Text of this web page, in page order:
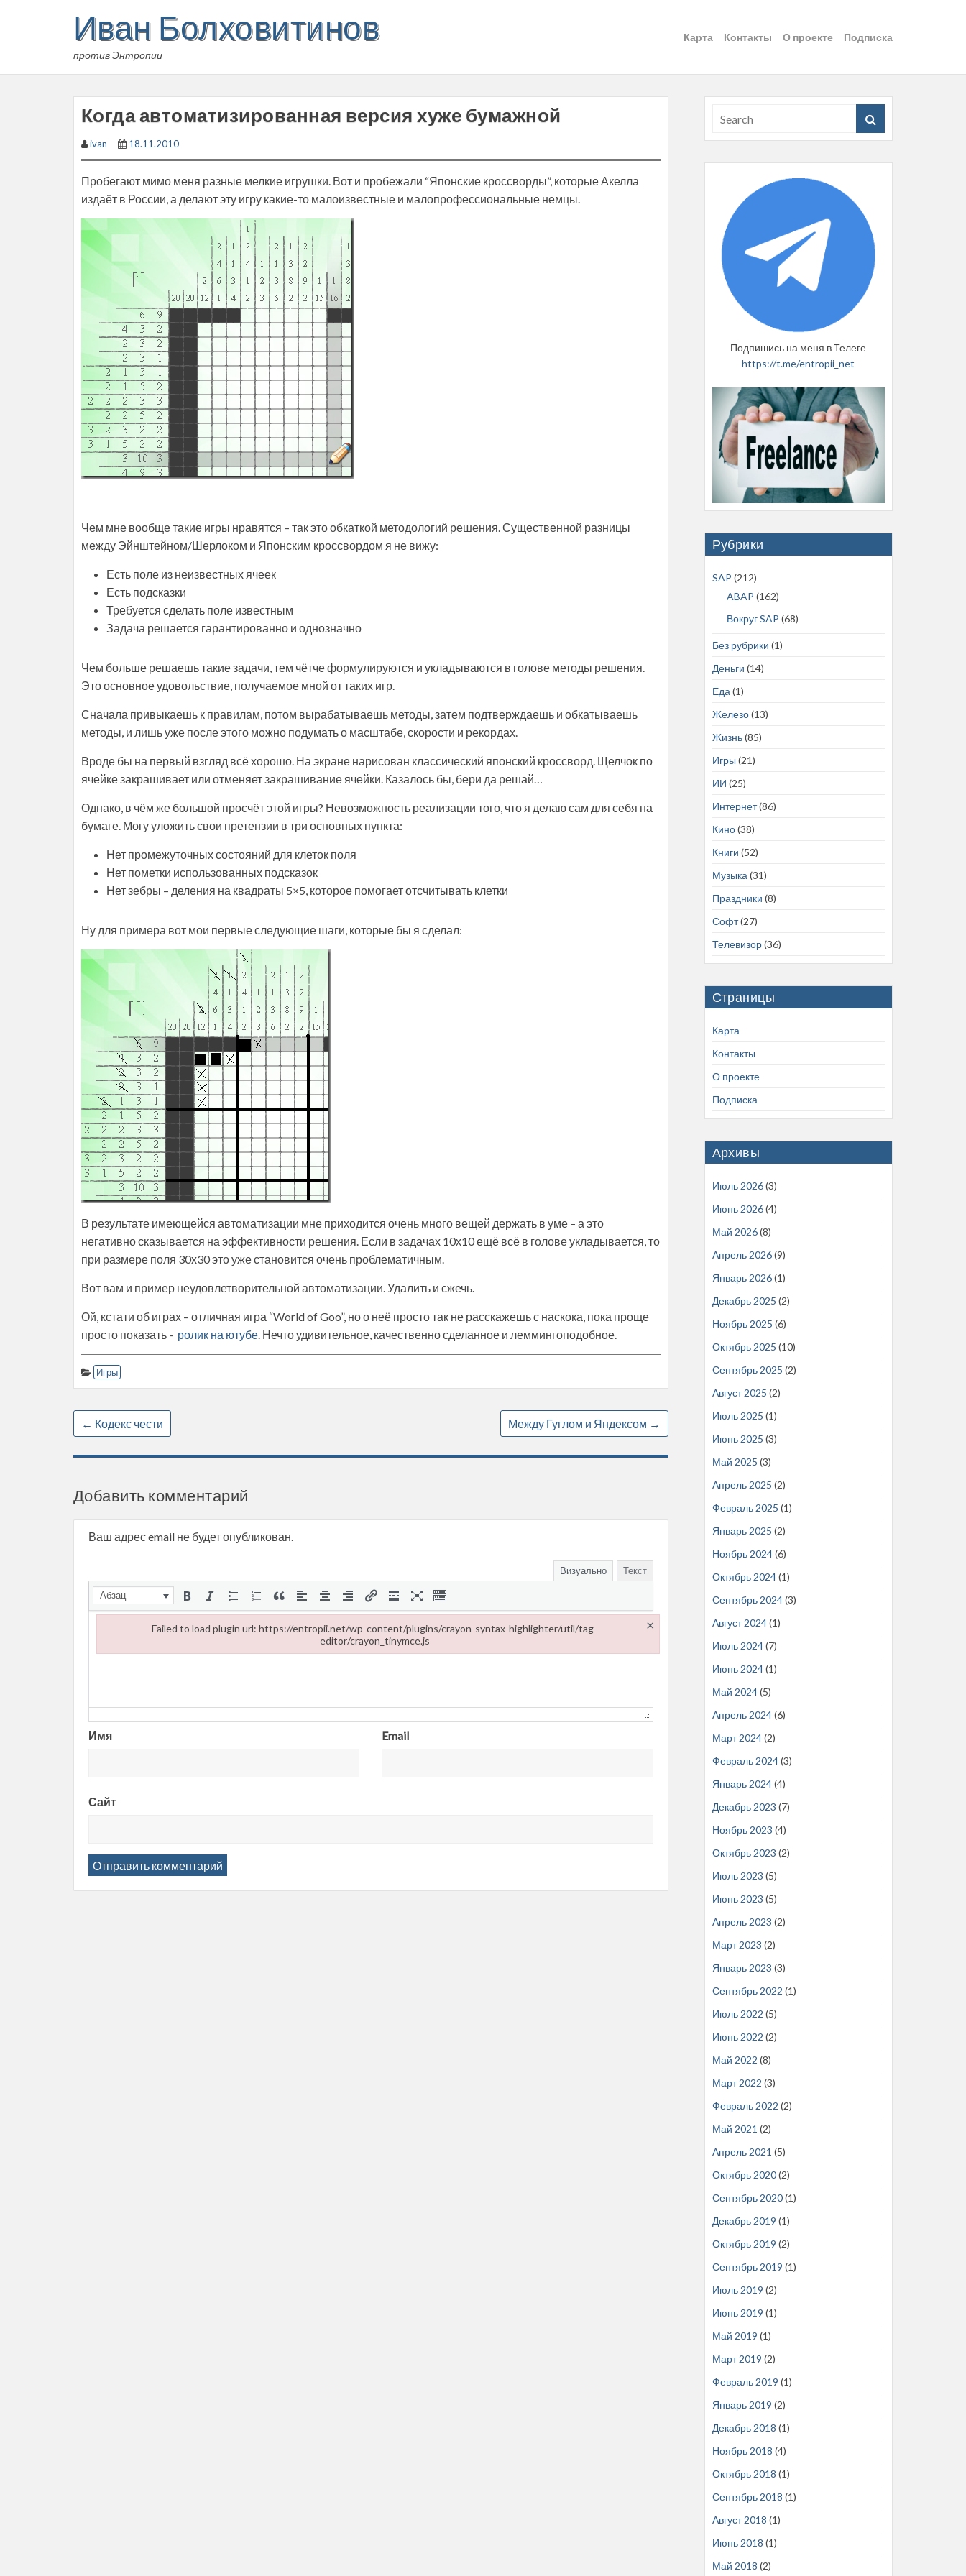
Иван Болховитинов
против Энтропии
Карта Контакты О проекте Подписка
Когда автоматизированная версия хуже бумажной
ivan 18.11.2010
Пробегают мимо меня разные мелкие игрушки. Вот и пробежали “Японские кроссворды”, которые Акелла
издаёт в России, а делают эту игру какие-то малоизвестные и малопрофессиональные немцы.
Чем мне вообще такие игры нравятся – так это обкаткой методологий решения. Существенной разницы
между Эйнштейном/Шерлоком и Японским кроссвордом я не вижу:
Есть поле из неизвестных ячеек
Есть подсказки
Требуется сделать поле известным
Задача решается гарантированно и однозначно
Чем больше решаешь такие задачи, тем чётче формулируются и укладываются в голове методы решения.
Это основное удовольствие, получаемое мной от таких игр.
Сначала привыкаешь к правилам, потом вырабатываешь методы, затем подтверждаешь и обкатываешь
методы, и лишь уже после этого можно подумать о масштабе, скорости и рекордах.
Вроде бы на первый взгляд всё хорошо. На экране нарисован классический японский кроссворд. Щелчок по
ячейке закрашивает или отменяет закрашивание ячейки. Казалось бы, бери да решай…
Однако, в чём же большой просчёт этой игры? Невозможность реализации того, что я делаю сам для себя на
бумаге. Могу уложить свои претензии в три основных пункта:
Нет промежуточных состояний для клеток поля
Нет пометки использованных подсказок
Нет зебры – деления на квадраты 5×5, которое помогает отсчитывать клетки
Ну для примера вот мои первые следующие шаги, которые бы я сделал:
В результате имеющейся автоматизации мне приходится очень много вещей держать в уме – а это
негативно сказывается на эффективности решения. Если в задачах 10х10 ещё всё в голове укладывается, то
при размере поля 30х30 это уже становится очень проблематичным.
Вот вам и пример неудовлетворительной автоматизации. Удалить и сжечь.
Ой, кстати об играх – отличная игра “World of Goo”, но о неё просто так не расскажешь с наскока, пока проще
просто показать - ролик на ютубе. Нечто удивительное, качественно сделанное и леммингоподобное.
Игры
← Кодекс чести Между Гуглом и Яндексом →
Добавить комментарий
Ваш адрес email не будет опубликован.
Визуально Текст
Абзац
Имя Email
Сайт
Подпишись на меня в Телеге
https://t.me/entropii_net
Рубрики
SAP (212)
ABAP (162)
Вокруг SAP (68)
Без рубрики (1)
Деньги (14)
Еда (1)
Железо(13)
Жизнь(85)
Игры (21)
ИИ (25)
Интернет(86)
Кино(38)
Книги (52)
Музыка (31)
Праздники (8)
Софт(27)
Телевизор(36)
Страницы
Карта
Контакты
О проекте
Подписка
Архивы
Июль 2026(3)
Июнь 2026(4)
Май 2026(8)
Апрель 2026(9)
Январь 2026(1)
Декабрь 2025 (2)
Ноябрь 2025 (6)
Октябрь 2025 (10)
Сентябрь 2025 (2)
Август 2025 (2)
Июль 2025 (1)
Июнь 2025 (3)
Май 2025 (3)
Апрель 2025 (2)
Февраль 2025 (1)
Январь 2025 (2)
Ноябрь 2024(6)
Октябрь 2024(1)
Сентябрь 2024(3)
Август 2024(1)
Июль 2024(7)
Июнь 2024(1)
Май 2024(5)
Апрель 2024(6)
Март 2024(2)
Февраль 2024(3)
Январь 2024(4)
Декабрь 2023 (7)
Ноябрь 2023 (4)
Октябрь 2023 (2)
Июль 2023 (5)
Июнь 2023 (5)
Апрель 2023 (2)
Март 2023 (2)
Январь 2023 (3)
Сентябрь 2022 (1)
Июль 2022 (5)
Июнь 2022 (2)
Май 2022 (8)
Март 2022 (3)
Февраль 2022 (2)
Май 2021 (2)
Апрель 2021 (5)
Октябрь 2020(2)
Сентябрь 2020(1)
Декабрь 2019 (1)
Октябрь 2019 (2)
Сентябрь 2019 (1)
Июль 2019 (2)
Июнь 2019 (1)
Май 2019 (1)
Март 2019 (2)
Февраль 2019 (1)
Январь 2019 (2)
Декабрь 2018 (1)
Ноябрь 2018 (4)
Октябрь 2018 (1)
Сентябрь 2018 (1)
Август 2018 (1)
Июнь 2018 (1)
Май 2018 (2)
Failed to load plugin url: https://entropii.net/wp-content/plugins/crayon-syntax-highlighter/util/tag-
editor/crayon_tinymce.js
×
Failed to load plugin url: https://entropii.net/wp-content/plugins/crayon-syntax-highlighter/util/tag-editor/crayon_tinymce.js